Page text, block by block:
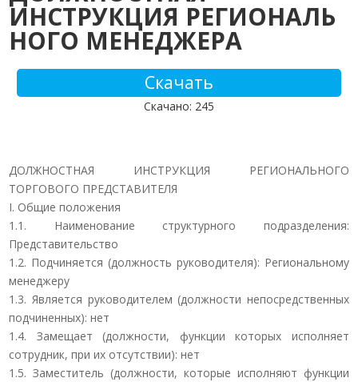
ИНСТРУКЦИЯ РЕГИОНАЛЬ
НОГО МЕНЕДЖЕРА
Скачать
Скачано: 245
ДОЛЖНОСТНАЯ ИНСТРУКЦИЯ РЕГИОНАЛЬНОГО
ТОРГОВОГО ПРЕДСТАВИТЕЛЯ
I. Общие положения
1.1. Наименование структурного подразделения:
Представительство
1.2. Подчиняется (должность руководителя): Региональному
менеджеру
1.3. Является руководителем (должности непосредственных
подчиненных): нет
1.4. Замещает (должности, функции которых исполняет
сотрудник, при их отсутствии): нет
1.5. Заместитель (должности, которые исполняют функции